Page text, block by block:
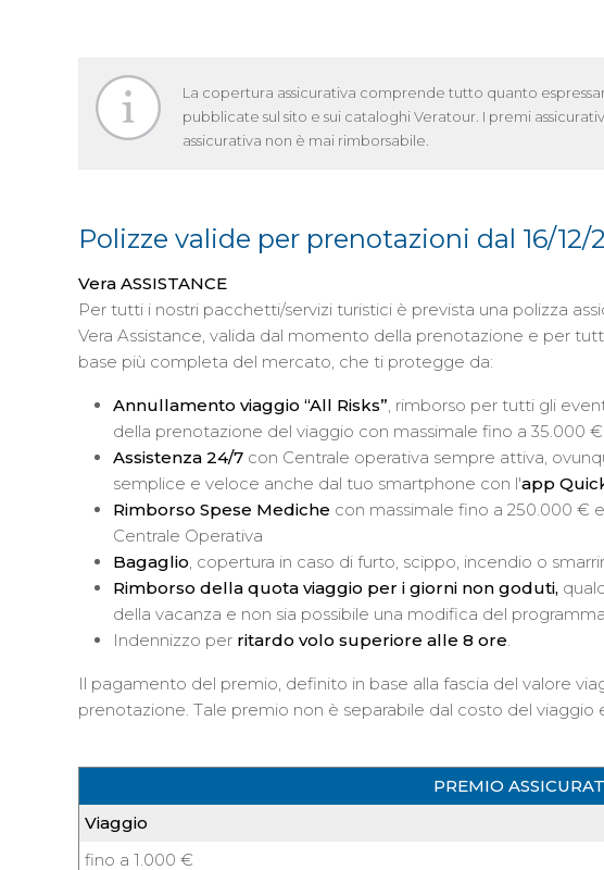
La copertura assicurativa comprende tutto quanto
pubblicate sul sito e sui cataloghi Veratour. I premi
assicurativa non è mai rimborsabile.
Polizze valide per prenotazioni dal 16/12/
Vera ASSISTANCE
Per tutti i nostri pacchetti/servizi turistici è prevista una polizza
Vera Assistance, valida dal momento della prenotazione e per
base più completa del mercato, che ti protegge da:
Annullamento viaggio “All Risks”, rimborso per tutti gli
della prenotazione del viaggio con massimale fino a 35.000
Assistenza 24/7 con Centrale operativa sempre attiva,
semplice e veloce anche dal tuo smartphone con l'app
Rimborso Spese Mediche con massimale fino a 250.000 €
Centrale Operativa
Bagaglio, copertura in caso di furto, scippo, incendio o
Rimborso della quota viaggio per i giorni non goduti,
della vacanza e non sia possibile una modifica del
Indennizzo per ritardo volo superiore alle 8 ore.
Il pagamento del premio, definito in base alla fascia del valore
prenotazione. Tale premio non è separabile dal costo del viaggio
PREMIO
Viaggio
fino a 1.000 €